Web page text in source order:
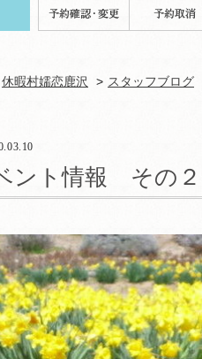
休暇村嬬恋鹿沢 スタッフブログ
ント情報 その２